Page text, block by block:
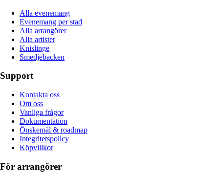
Alla evenemang
Evenemang per stad
Alla arrangörer
Alla artister
Knislinge
Smedjebacken
Support
Kontakta oss
Om oss
Vanliga frågor
Dokumentation
Önskemål & roadmap
Integritetspolicy
Köpvillkor
För arrangörer